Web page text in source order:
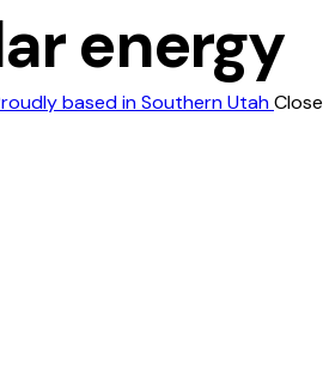
energy
based in Southern UtahClose